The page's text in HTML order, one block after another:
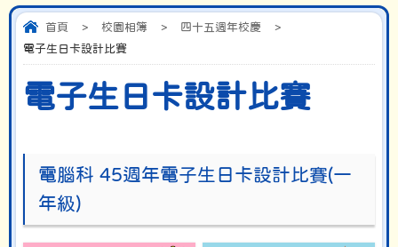
首頁 > 校園相簿 > 四十五週年校慶
>
電子生日卡設計比賽
電子生日卡設計比賽
電腦科 45週年電子生日卡設計比賽(一
年級)